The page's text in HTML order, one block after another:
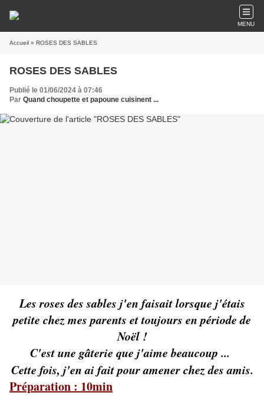
MENU
Accueil » ROSES DES SABLES
ROSES DES SABLES
Publié le 01/06/2024 à 07:46
Par Quand choupette et papoune cuisinent ...
Les roses des sables j'en faisait lorsque j'étais
petite chez mes parents et toujours en période de
Noël !
C'est une gâterie que j'aime beaucoup ...
Cette fois, j'en ai fait pour amener chez des amis.
Préparation : 10min